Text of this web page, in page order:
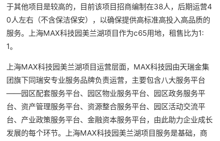
于其他项目是较高的，目前该项目招商编制在38人，后期运营4
0人左右（不含保洁保安），以确保提供高标准高投入高品质的
服务。上海MAX科技园美兰湖项目作为c65用地，租售比为1:
1。
上海MAX科技园美兰湖项目运营层面，MAX科技园由天瑞金集
团旗下同瑞安专业服务品牌负责运营，主要包含八大服务平台
——园区配套服务平台、园区物业服务平台、园区政务服务平
台、资产管理服务平台、资源整合服务平台、园区活动交流平
台、产业政策服务平台、金融资本服务平台，由此助力企业成长
发展的每个环节。上海MAX科技园美兰湖项目服务是基础，商